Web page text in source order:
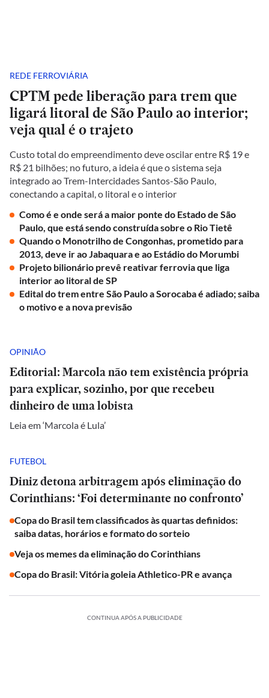
REDE FERROVIÁRIA
CPTM pede liberação para trem que
ligará litoral de São Paulo ao interior;
veja qual é o trajeto
Custo total do empreendimento deve oscilar entre R$ 19 e
R$ 21 bilhões; no futuro, a ideia é que o sistema seja
integrado ao Trem-Intercidades Santos-São Paulo,
conectando a capital, o litoral e o interior
Como é e onde será a maior ponte do Estado de São
Paulo, que está sendo construída sobre o Rio Tietê
Quando o Monotrilho de Congonhas, prometido para
2013, deve ir ao Jabaquara e ao Estádio do Morumbi
Projeto bilionário prevê reativar ferrovia que liga
interior ao litoral de SP
Edital do trem entre São Paulo a Sorocaba é adiado; saiba
o motivo e a nova previsão
OPINIÃO
Editorial: Marcola não tem existência própria
para explicar, sozinho, por que recebeu
dinheiro de uma lobista
Leia em ‘Marcola é Lula’
FUTEBOL
Diniz detona arbitragem após eliminação do
Corinthians: ‘Foi determinante no confronto’
Copa do Brasil tem classificados às quartas definidos:
saiba datas, horários e formato do sorteio
Veja os memes da eliminação do Corinthians
Copa do Brasil: Vitória goleia Athletico-PR e avança
CONTINUA APÓS A PUBLICIDADE